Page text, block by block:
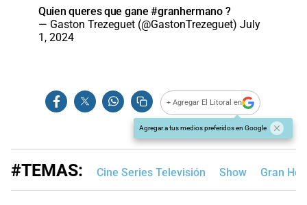
Quien queres que gane#granhermano?
— Gaston Trezeguet (@GastonTrezeguet) July
1, 2024
+ Agregar El Litoral en
Agregar a tus medios preferidos en Google
#TEMAS: Cine Series Televisión Show Gran